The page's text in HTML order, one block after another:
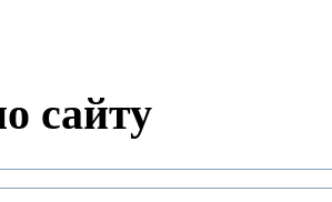
сайту